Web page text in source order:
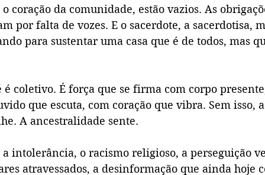
coração da comunidade, estão vazios. As
por falta de vozes. E o sacerdote, a sacerdotisa,
para sustentar uma casa que é de todos, mas
é coletivo. É força que se firma com corpo
que escuta, com coração que vibra. Sem isso,
A ancestralidade sente.
a intolerância, o racismo religioso, a perseguição
atravessados, a desinformação que ainda hoje